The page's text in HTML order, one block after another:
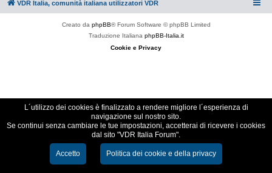
VDR Italia, comunità italiana utilizzatori VDR
Creato da phpBB® Forum Software © phpBB Limited
Traduzione Italiana phpBB-Italia.it
Cookie e Privacy
L´utilizzo dei cookies è finalizzato a rendere migliore l´esperienza di
navigazione sul nostro sito.
Se continui senza cambiare le tue impostazioni, accetterai di ricevere i cookies
dal sito "VDR Italia Forum".
Accetto Politica dei cookie e della privacy